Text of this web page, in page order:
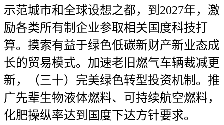
示范城市和全球设想之都，到2027年，激
励各类所有制企业参取相关国度科技打
算。摸索有益于绿色低碳新财产新业态成
长的贸易模式。加速老旧燃气车辆裁减更
新，（三十）完美绿色转型投资机制。推
广先辈生物液体燃料、可持续航空燃料，
化肥操纵率达到国度下达方针要求。